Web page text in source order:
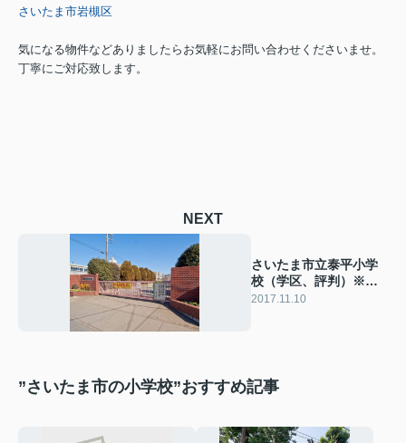
さいたま市岩槻区
気になる物件などありましたらお気軽にお問い合わせくださいませ。
丁寧にご対応致します。
NEXT
さいたま市立泰平小学
校（学区、評判）※北
区
2017.11.10
”さいたま市の小学校”おすすめ記事